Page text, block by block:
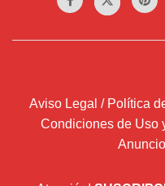
Aviso Legal / Política
Condiciones de Uso